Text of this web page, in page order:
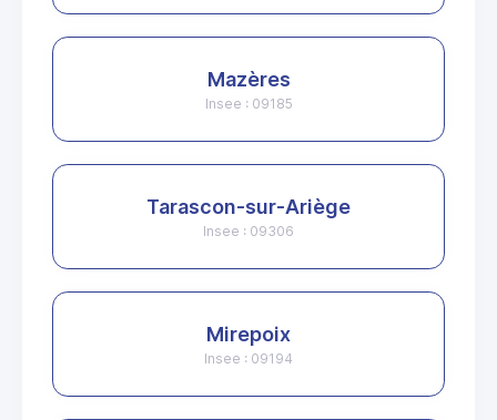
Mazères
Insee : 09185
Tarascon-sur-Ariège
Insee : 09306
Mirepoix
Insee : 09194